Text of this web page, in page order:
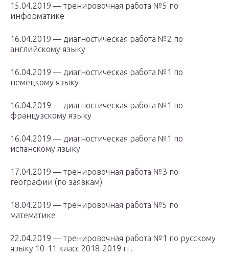
15.04.2019 — тренировочная работа №5 по
информатике
16.04.2019 — диагностическая работа №2 по
английскому языку
16.04.2019 — диагностическая работа №1 по
немецкому языку
16.04.2019 — диагностическая работа №1 по
французскому языку
16.04.2019 — диагностическая работа №1 по
испанскому языку
17.04.2019 — тренировочная работа №3 по
географии (по заявкам)
18.04.2019 — тренировочная работа №5 по
математике
22.04.2019 — тренировочная работа №1 по русскому
языку 10-11 класс 2018-2019 гг.